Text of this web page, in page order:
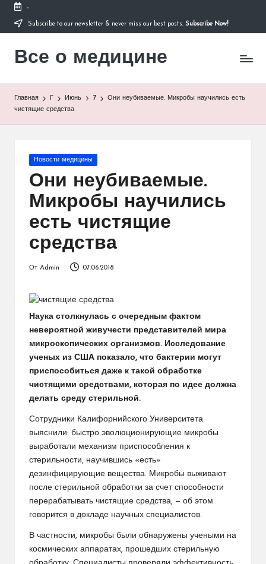
Перейти
содержимому
-
Subscribe to our newsletter & never miss our best posts. Subscribe Now!
Все о медицине
Лечитесь
Главная Г Июнь 7
Они неубиваемые. Микробы научились есть
чистящие средства
Опубликовано
Новости медицины
Они неубиваемые.
Микробы научились
есть чистящие
средства
От Admin 07.06.2018
Наука столкнулась с очередным фактом
невероятной живучести представителей мира
микроскопических организмов. Исследование
ученых из США показало, что бактерии могут
приспособиться даже к такой обработке
чистящими средствами, которая по идее должна
делать среду стерильной.
Сотрудники Калифорнийского Университета
выяснили: быстро эволюционирующие микробы
выработали механизм приспособления к
стерильности, научившись «есть»
дезинфицирующие вещества. Микробы выживают
после стерильной обработки за счет способности
перерабатывать чистящие средства, — об этом
говорится в докладе научных специалистов.
В частности, микробы были обнаружены учеными на
космических аппаратах, прошедших стерильную